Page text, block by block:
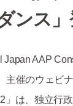
ンス
AAP
催のウェビ
は、独立行